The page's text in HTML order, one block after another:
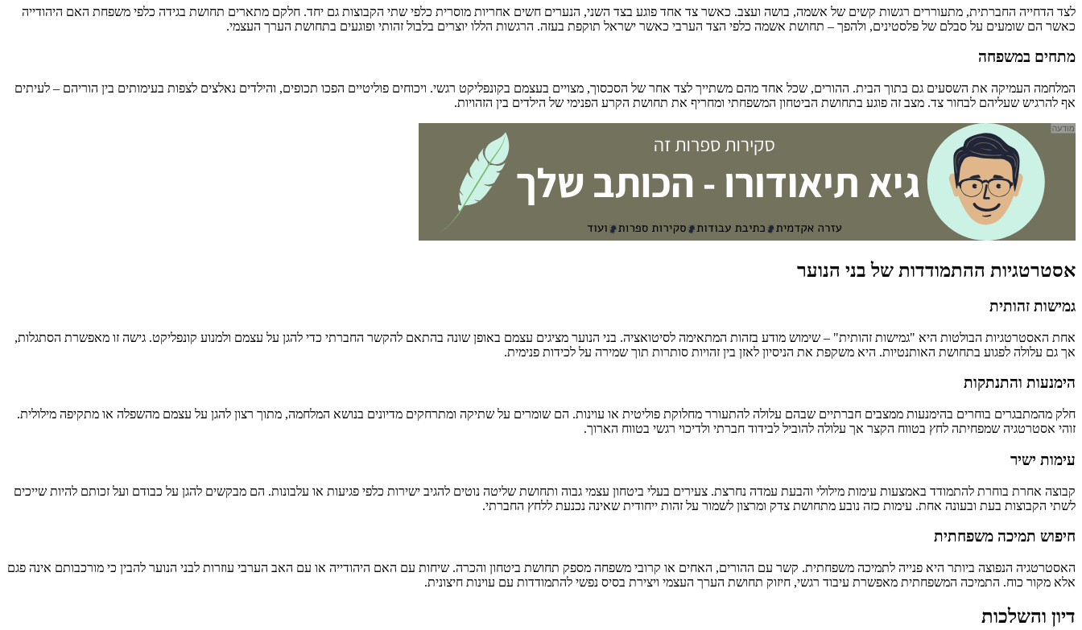
לצד הדחייה החברתית, מתעוררים רגשות קשים של אשמה, בושה ועצב. כאשר צד אחד פוגע בצד השני, הנערים חשים אחריות מוסרית כלפי שתי הקבוצות גם יחד. חלקם מתארים תחושת בגידה כלפי משפחת האם היהודייה
כאשר הם שומעים על סבלם של פלסטינים, ולהפך – תחושת אשמה כלפי הצד הערבי כאשר ישראל תוקפת בעזה. הרגשות הללו יוצרים בלבול זהותי ופוגעים בתחושת הערך העצמי.
מתחים במשפחה
המלחמה העמיקה את השסעים גם בתוך הבית. ההורים, שכל אחד מהם משתייך לצד אחר של הסכסוך, מצויים בעצמם בקונפליקט רגשי. ויכוחים פוליטיים הפכו תכופים, והילדים נאלצים לצפות בעימותים בין הוריהם – לעיתים
אף להרגיש שעליהם לבחור צד. מצב זה פוגע בתחושת הביטחון המשפחתי ומחריף את תחושת הקרע הפנימי של הילדים בין הזהויות.
אסטרטגיות ההתמודדות של בני הנוער
גמישות זהותית
אחת האסטרטגיות הבולטות היא "גמישות זהותית" – שימוש מודע בזהות המתאימה לסיטואציה. בני הנוער מציגים עצמם באופן שונה בהתאם להקשר החברתי כדי להגן על עצמם ולמנוע קונפליקט. גישה זו מאפשרת הסתגלות,
אך גם עלולה לפגוע בתחושת האותנטיות. היא משקפת את הניסיון לאזן בין זהויות סותרות תוך שמירה על לכידות פנימית.
הימנעות והתנתקות
חלק מהמתבגרים בוחרים בהימנעות ממצבים חברתיים שבהם עלולה להתעורר מחלוקת פוליטית או עוינות. הם שומרים על שתיקה ומתרחקים מדיונים בנושא המלחמה, מתוך רצון להגן על עצמם מהשפלה או מתקיפה מילולית.
זוהי אסטרטגיה שמפחיתה לחץ בטווח הקצר אך עלולה להוביל לבידוד חברתי ולדיכוי רגשי בטווח הארוך.
עימות ישיר
קבוצה אחרת בוחרת להתמודד באמצעות עימות מילולי והבעת עמדה נחרצת. צעירים בעלי ביטחון עצמי גבוה ותחושת שליטה נוטים להגיב ישירות כלפי פגיעות או עלבונות. הם מבקשים להגן על כבודם ועל זכותם להיות שייכים
לשתי הקבוצות בעת ובעונה אחת. עימות כזה נובע מתחושת צדק ומרצון לשמור על זהות ייחודית שאינה נכנעת ללחץ החברתי.
חיפוש תמיכה משפחתית
האסטרטגיה הנפוצה ביותר היא פנייה לתמיכה משפחתית. קשר עם ההורים, האחים או קרובי משפחה מספק תחושת ביטחון והכרה. שיחות עם האם היהודייה או עם האב הערבי עוזרות לבני הנוער להבין כי מורכבותם אינה פגם
אלא מקור כוח. התמיכה המשפחתית מאפשרת עיבוד רגשי, חיזוק תחושת הערך העצמי ויצירת בסיס נפשי להתמודדות עם עוינות חיצונית.
דיון והשלכות